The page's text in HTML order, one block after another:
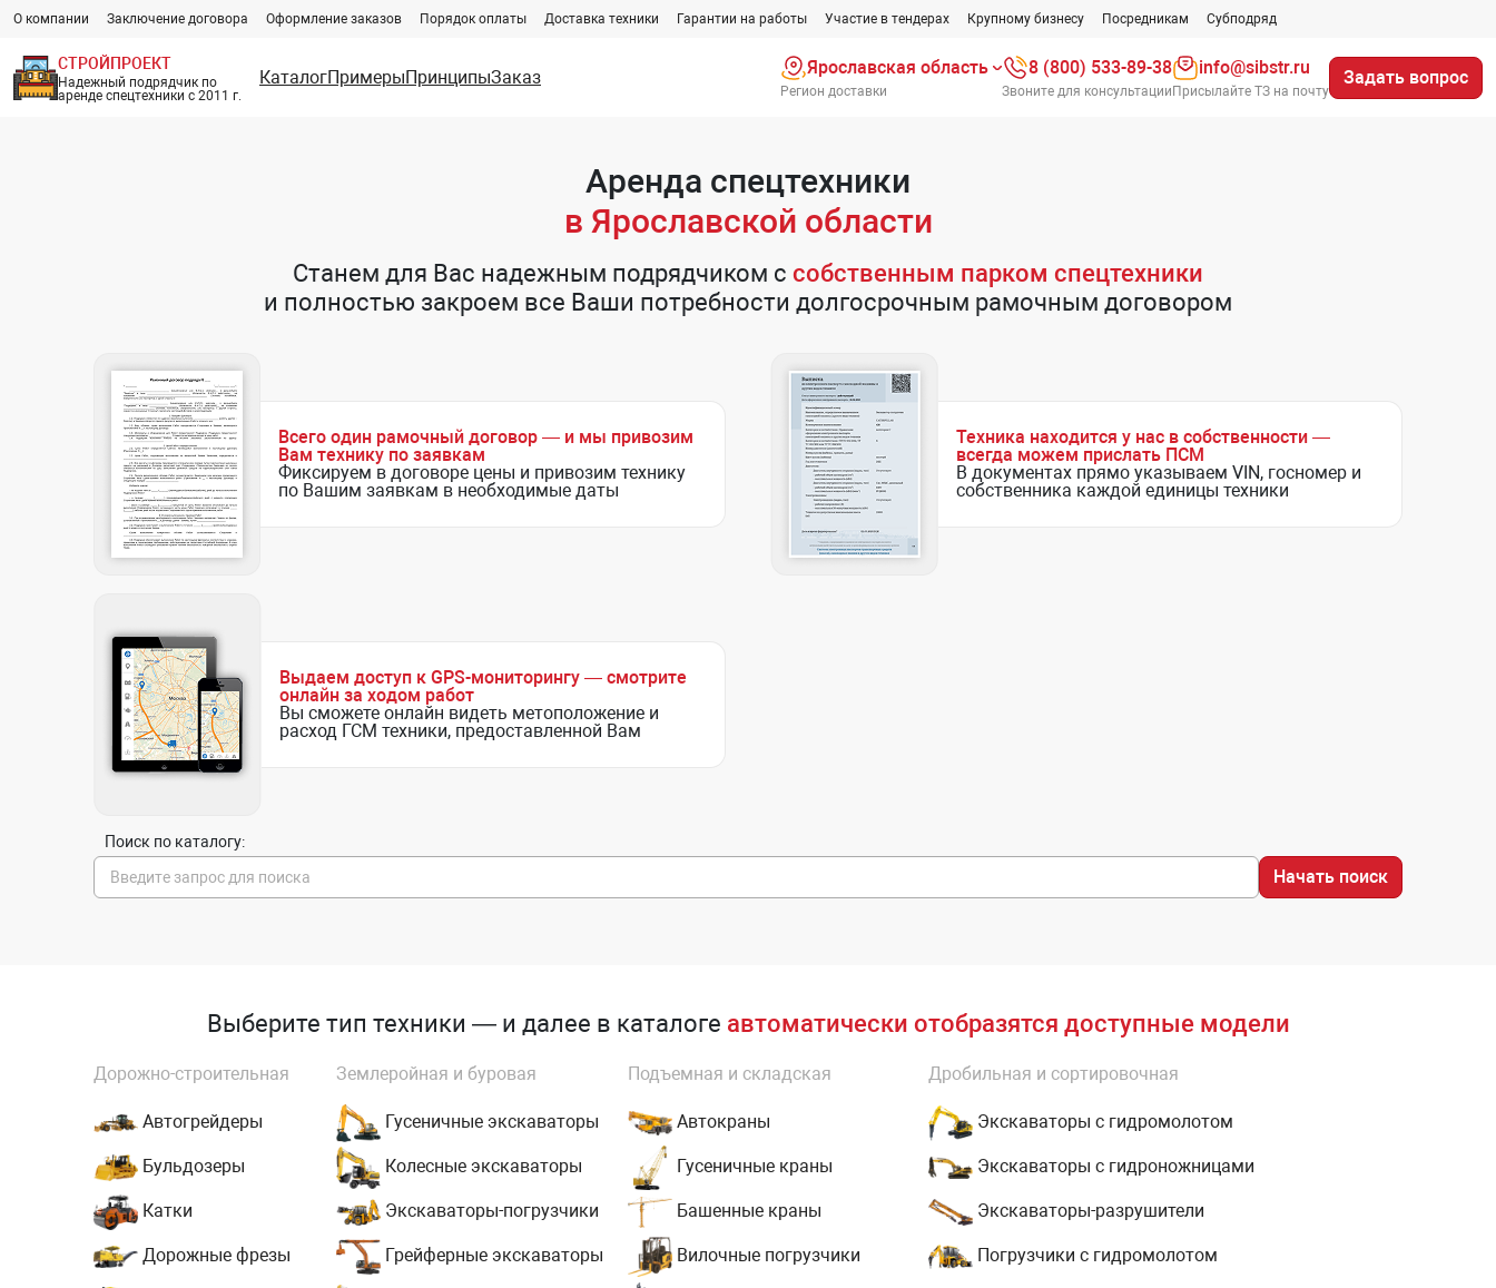
О компании Заключение договора Оформление заказов Порядок оплаты Доставка техники Гарантии на работы Участие в тендерах Крупному бизнесу Посредникам Субподряд
СТРОЙПРОЕКТ
Надежный подрядчик по
аренде спецтехники с 2011 г.
КаталогПримерыПринципыЗаказ Ярославская область
Регион доставки
8 (800) 533-89-38
Звоните для консультации
info@sibstr.ru
Присылайте ТЗ на почту
Задать вопрос
Аренда спецтехники
в Ярославской области
Станем для Вас надежным подрядчиком с собственным парком спецтехники
и полностью закроем все Ваши потребности долгосрочным рамочным договором
Всего один рамочный договор — и мы привозим
Вам технику по заявкам
Фиксируем в договоре цены и привозим технику
по Вашим заявкам в необходимые даты
Техника находится у нас в собственности —
всегда можем прислать ПСМ
В документах прямо указываем VIN, госномер и
собственника каждой единицы техники
Выдаем доступ к GPS-мониторингу — смотрите
онлайн за ходом работ
Вы сможете онлайн видеть метоположение и
расход ГСМ техники, предоставленной Вам
Поиск по каталогу:
Начать поиск
Выберите тип техники — и далее в каталоге автоматически отобразятся доступные модели
Дорожно-строительная
Автогрейдеры
Бульдозеры
Катки
Дорожные фрезы
Землеройная и буровая
Гусеничные экскаваторы
Колесные экскаваторы
Экскаваторы-погрузчики
Грейферные экскаваторы
Подъемная и складская
Автокраны
Гусеничные краны
Башенные краны
Вилочные погрузчики
Дробильная и сортировочная
Экскаваторы с гидромолотом
Экскаваторы с гидроножницами
Экскаваторы-разрушители
Погрузчики с гидромолотом